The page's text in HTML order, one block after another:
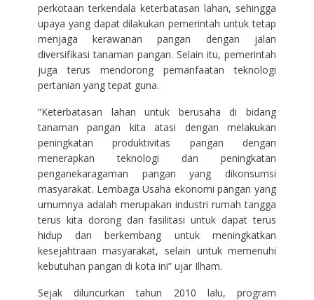
perkotaan terkendala keterbatasan lahan, sehingga
upaya yang dapat dilakukan pemerintah untuk tetap
menjaga kerawanan pangan dengan jalan
diversifikasi tanaman pangan. Selain itu, pemerintah
juga terus mendorong pemanfaatan teknologi
pertanian yang tepat guna.
“Keterbatasan lahan untuk berusaha di bidang
tanaman pangan kita atasi dengan melakukan
peningkatan produktivitas pangan dengan
menerapkan teknologi dan peningkatan
penganekaragaman pangan yang dikonsumsi
masyarakat. Lembaga Usaha ekonomi pangan yang
umumnya adalah merupakan industri rumah tangga
terus kita dorong dan fasilitasi untuk dapat terus
hidup dan berkembang untuk meningkatkan
kesejahtraan masyarakat, selain untuk memenuhi
kebutuhan pangan di kota ini” ujar Ilham.
Sejak diluncurkan tahun 2010 lalu, program